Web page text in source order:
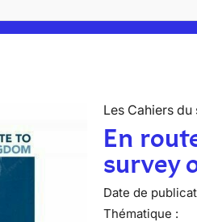
Les Cahiers du
En
survey
Date de
Thématique :